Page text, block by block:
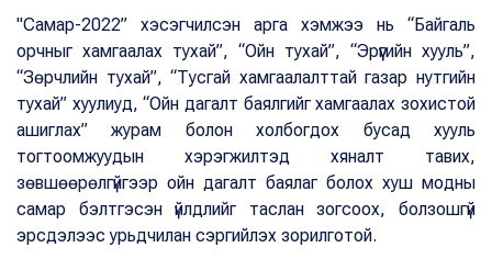
"Самар-2022” хэсэгчилсэн арга хэмжээ нь “Байгаль
орчныг хамгаалах тухай”, “Ойн тухай”, “Эрүүгийн хууль”,
“Зөрчлийн тухай”, “Тусгай хамгаалалттай газар нутгийн
тухай” хуулиуд, “Ойн дагалт баялгийг хамгаалах зохистой
ашиглах” журам болон холбогдох бусад хууль
тогтоомжуудын хэрэгжилтэд хяналт тавих,
зөвшөөрөлгүйгээр ойн дагалт баялаг болох хуш модны
самар бэлтгэсэн үйлдлийг таслан зогсоох, болзошгүй
эрсдэлээс урьдчилан сэргийлэх зорилготой.